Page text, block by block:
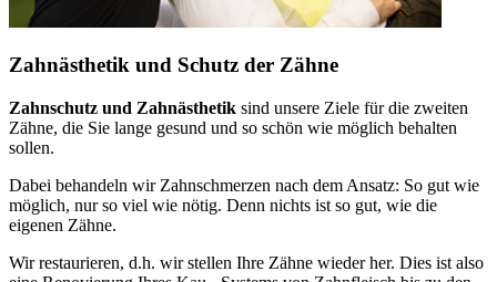
Zahnästhetik und Schutz der Zähne
Zahnschutz und Zahnästhetik sind unsere Ziele für die zweiten
Zähne, die Sie lange gesund und so schön wie möglich behalten
sollen.
Dabei behandeln wir Zahnschmerzen nach dem Ansatz: So gut wie
möglich, nur so viel wie nötig. Denn nichts ist so gut, wie die
eigenen Zähne.
Wir restaurieren, d.h. wir stellen Ihre Zähne wieder her. Dies ist also